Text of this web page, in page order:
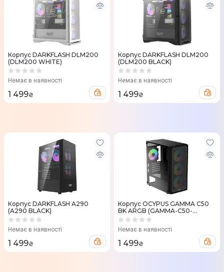
Корпус DARKFLASH DLM200
(DLM200 WHITE)
Немає в наявності
1 499₴
Корпус DARKFLASH DLM200
(DLM200 BLACK)
Немає в наявності
1 499₴
Корпус DARKFLASH A290
(A290 BLACK)
Немає в наявності
1 499₴
Корпус OCYPUS GAMMA C50
BK ARGB (GAMMA-C50-
BKG400XX-GL)
Немає в наявності
1 499₴